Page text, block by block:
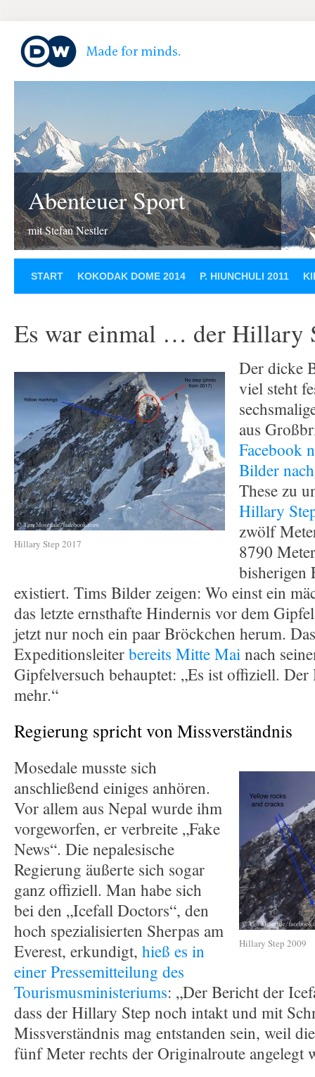
Abenteuer Sport
mit Stefan Nestler
START KOKODAK DOME 2014 P. HIUNCHULI 2011
Es war einmal … der Hillary
Hillary Step 2017
Der dicke
viel steht
aus
Facebook
Bilder
These zu
Hillary
zwölf
8790
bisherigen
existiert. Tims Bilder zeigen: Wo einst ein
das letzte ernsthafte Hindernis vor dem
jetzt nur noch ein paar Bröckchen herum.
Expeditionsleiterbereits Mitte Mainach
Gipfelversuch behauptet: „Es ist offiziell.
mehr.“
Regierung spricht von Missverständnis
Hillary Step 2009
Mosedale musste sich
anschließend einiges anhören.
Vor allem aus Nepal wurde ihm
vorgeworfen, er verbreite „Fake
News“. Die nepalesische
Regierung äußerte sich sogar
ganz offiziell. Man habe sich
bei den „Icefall Doctors“, den
hoch spezialisierten Sherpas am
Everest, erkundigt, hieß es in
einer Pressemitteilung des
Tourismusministeriums: „Der Bericht der
dass der Hillary Step noch intakt und mit
Missverständnis mag entstanden sein, weil
fünf Meter rechts der Originalroute angelegt